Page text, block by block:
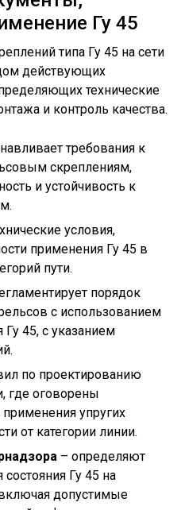
Гу 45
типа Гу 45 на сети
действующих
технические
и контроль качества.
требования к
скреплениям,
и устойчивость к
условия,
применения Гу 45 в
пути.
порядок
с использованием
45, с указанием
по проектированию
где оговорены
упругих
от категории линии.
– определяют
Гу 45 на
допустимые